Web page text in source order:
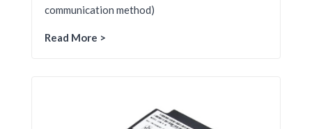
communication method)
Read More >